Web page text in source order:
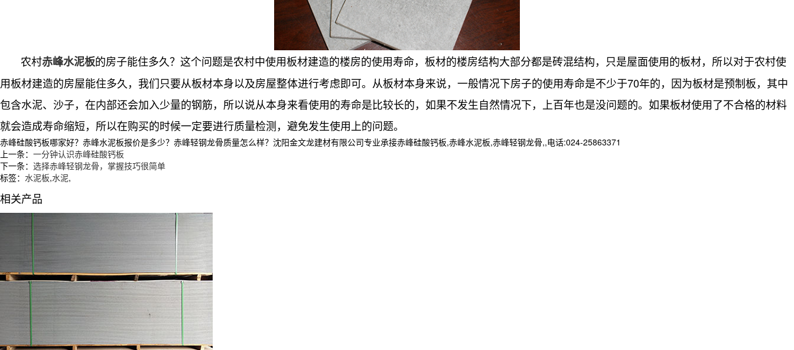
农村赤峰水泥板的房子能住多久？这个问题是农村中使用板材建造的楼房的使用寿命，板材的楼房结构大部分都是砖混结构，只是屋面使用的板材，所以对于农村使
用板材建造的房屋能住多久，我们只要从板材本身以及房屋整体进行考虑即可。从板材本身来说，一般情况下房子的使用寿命是不少于70年的，因为板材是预制板，其中
包含水泥、沙子，在内部还会加入少量的钢筋，所以说从本身来看使用的寿命是比较长的，如果不发生自然情况下，上百年也是没问题的。如果板材使用了不合格的材料
就会造成寿命缩短，所以在购买的时候一定要进行质量检测，避免发生使用上的问题。
赤峰硅酸钙板哪家好？赤峰水泥板报价是多少？赤峰轻钢龙骨质量怎么样？沈阳金文龙建材有限公司专业承接赤峰硅酸钙板,赤峰水泥板,赤峰轻钢龙骨,,电话:024-25863371
上一条： 一分钟认识赤峰硅酸钙板
下一条： 选择赤峰轻钢龙骨，掌握技巧很简单
标签： 水泥板,水泥,
相关产品